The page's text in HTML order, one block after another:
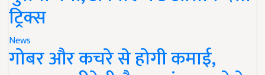
ट्रिक्स
News
गोबर और कचरे से होगी कमाई,